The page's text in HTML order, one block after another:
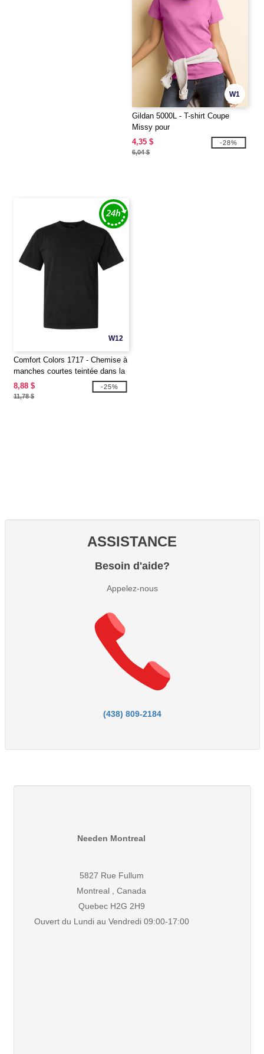
W1
Gildan 5000L - T-shirt Coupe
Missy pour
4,35 $
6,04 $
-28%
W12
Comfort Colors 1717 - Chemise à
manches courtes teintée dans la
masse
8,88 $
11,78 $
-25%
ASSISTANCE
Besoin d'aide?
Appelez-nous
(438) 809-2184
Needen Montreal
5827 Rue Fullum
Montreal , Canada
Quebec H2G 2H9
Ouvert du Lundi au Vendredi 09:00-17:00